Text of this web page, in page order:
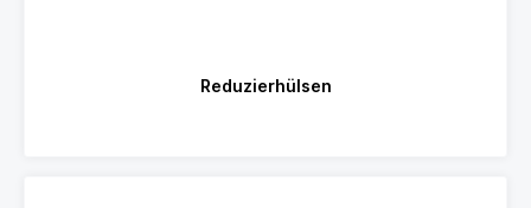
Reduzierhülsen